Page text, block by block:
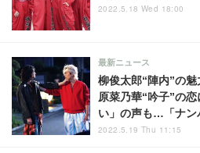
2022.5.18 Wed 18:00
柳俊太郎“陣内”の魅
原菜乃華“吟子”の
い」の声も…「ナン
最新ニュース
2022.5.19 Thu 11:15